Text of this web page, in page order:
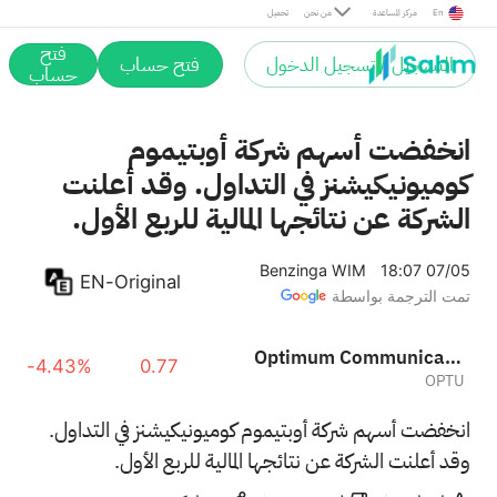
تحميل من نحن مركز المساعدة En
التسجيل / تسجيل الدخول فتح حساب فتح
حساب
انخفضت أسهم شركة أوبتيموم
كوميونيكيشنز في التداول. وقد أعلنت
الشركة عن نتائجها المالية للربع الأول.
Benzinga WIM
18:07 07/05
تمت الترجمة بواسطة
EN-Original
Optimum Communications, Inc. Class A
OPTU
0.77
-4.43%
انخفضت أسهم شركة أوبتيموم كوميونيكيشنز في التداول.
وقد أعلنت الشركة عن نتائجها المالية للربع الأول.